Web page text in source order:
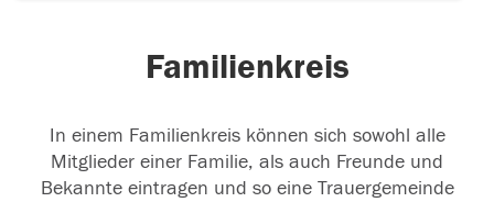
Familienkreis
In einem Familienkreis können sich sowohl alle
Mitglieder einer Familie, als auch Freunde und
Bekannte eintragen und so eine Trauergemeinde